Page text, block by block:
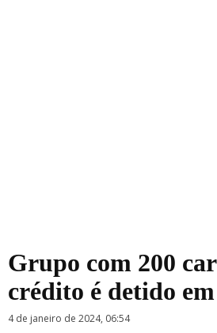
Grupo com 200
crédito é detido
4 de janeiro de 2024, 06:54